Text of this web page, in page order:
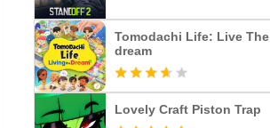
Tomodachi Life: Live The
dream
Lovely Craft Piston Trap